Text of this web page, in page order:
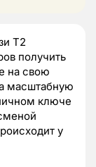
Т2
получить
на свою
масштабную
ключе
у